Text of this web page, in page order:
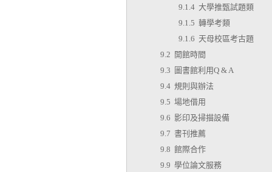
9.1.4 大學推甄試題類
9.1.5 轉學考類
9.1.6 天母校區考古題
9.2 開館時間
9.3 圖書館利用Q & A
9.4 規則與辦法
9.5 場地借用
9.6 影印及掃描設備
9.7 書刊推薦
9.8 館際合作
9.9 學位論文服務